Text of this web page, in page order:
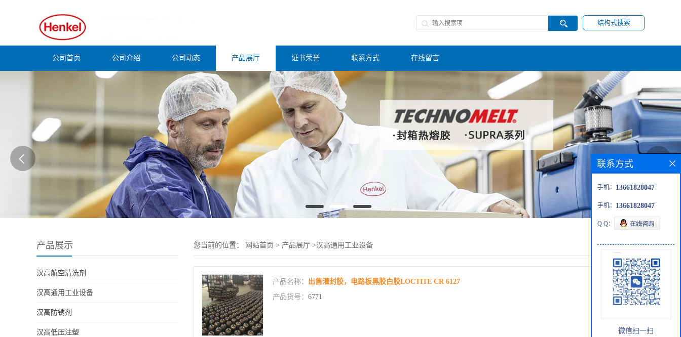
结构式搜索
公司首页 公司介绍 公司动态 产品展厅 证书荣誉 联系方式 在线留言
产品展示
汉高航空清洗剂
汉高通用工业设备
汉高防锈剂
汉高低压注塑
您当前的位置： 网站首页 > 产品展厅 >汉高通用工业设备
产品名称： 出售灌封胶，电路板黑胶白胶LOCTITE CR 6127
产品货号： 6771
联系方式
手机： 13661828047
手机： 13661828047
Q Q：
微信扫一扫